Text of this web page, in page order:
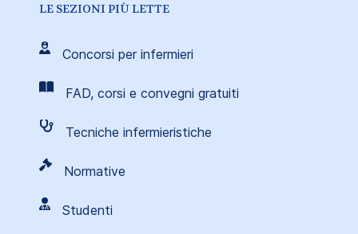
LE SEZIONI PIÙ LETTE
Concorsi per infermieri
FAD, corsi e convegni gratuiti
Tecniche infermieristiche
Normative
Studenti